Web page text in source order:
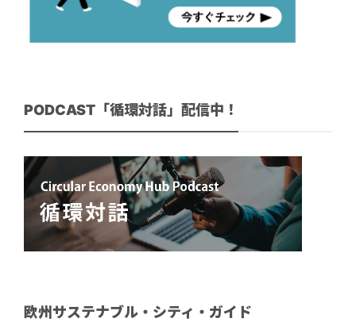
PODCAST「循環対話」配信中！
欧州サステナブル・シティ・ガイド